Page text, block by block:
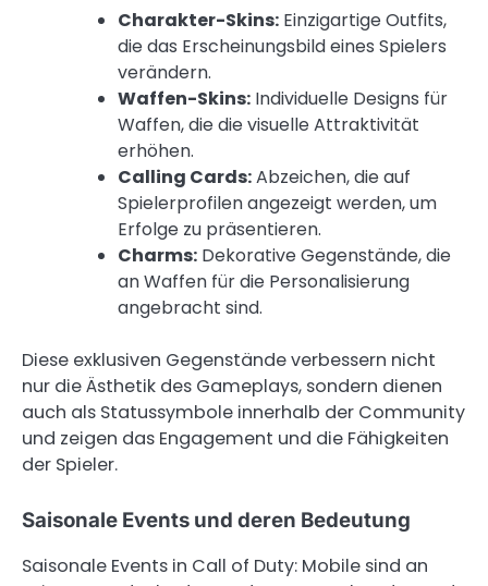
Charakter-Skins: Einzigartige Outfits,
die das Erscheinungsbild eines Spielers
verändern.
Waffen-Skins: Individuelle Designs für
Waffen, die die visuelle Attraktivität
erhöhen.
Calling Cards:Abzeichen, die auf
Spielerprofilen angezeigt werden, um
Erfolge zu präsentieren.
Charms: Dekorative Gegenstände, die
an Waffen für die Personalisierung
angebracht sind.
Diese exklusiven Gegenstände verbessern nicht
nur die Ästhetik des Gameplays, sondern dienen
auch als Statussymbole innerhalb der Community
und zeigen das Engagement und die Fähigkeiten
der Spieler.
Saisonale Events und deren Bedeutung
Saisonale Events in Call of Duty: Mobile sind an